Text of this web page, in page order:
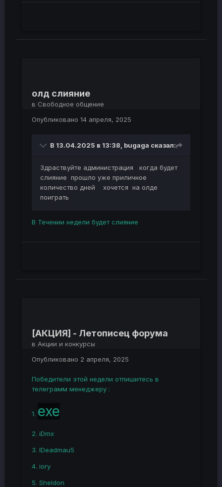
олд слияние
в Свободное общение
Опубликовано 14 апреля, 2025
В 13.04.2025 в 13:38, bugaga сказал:
Здраствуйте администрация когда будет
слияние прошло уже приличное
количество дней хочется на олде
поиграть
В Течении недели будет слияние
[АКЦИЯ] - Летописец форума
в Акции и конкурсы
Опубликовано 2 апреля, 2025
Победители этой недели отпишитесь в
телеграмм менеджеру :
1. exe
2. iDmx
3. IDeadmau5
4. iory
5. Sheldon